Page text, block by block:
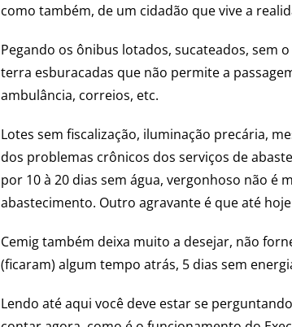
como também, de um cidadão que vive a
Pegando os ônibus lotados, sucateados, sem
terra esburacadas que não permite a
ambulância, correios, etc.
Lotes sem fiscalização, iluminação precária,
dos problemas crônicos dos serviços de
por 10 à 20 dias sem água, vergonhoso não é
abastecimento. Outro agravante é que até
Cemig também deixa muito a desejar, não
(ficaram) algum tempo atrás, 5 dias sem
Lendo até aqui você deve estar se